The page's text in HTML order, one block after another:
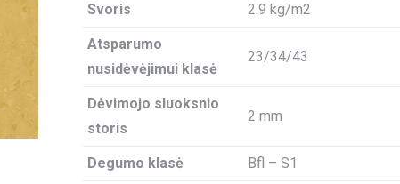
Svoris 2.9 kg/m2
Atsparumo
nusidėvėjimui klasė
23/34/43
Dėvimojo sluoksnio
storis
2 mm
Degumo klasė Bfl – S1